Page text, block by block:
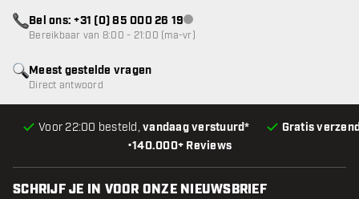
•140.000+ Reviews
Voor 22:00 besteld,vandaag verstuurd* Gratis
Meest gestelde vragen
Direct antwoord
Bel ons: +31 (0) 85 000 26 19klantenservice niet beschikbaar
Bereikbaar van 8:00 - 21:00 (ma-vr)
SCHRIJF JE IN VOOR ONZE NIEUWSBRIEF